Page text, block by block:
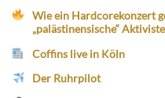
Wie ein Hardcorekonzert
„palästinensische“
Coffins live in Köln
Der Ruhrpilot